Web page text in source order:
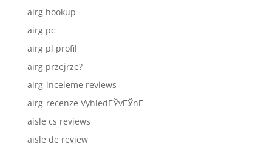
airg hookup
airg pc
airg pl profil
airg przejrze?
airg-inceleme reviews
airg-recenze VyhledГЎvГЎnГ­
aisle cs reviews
aisle de review